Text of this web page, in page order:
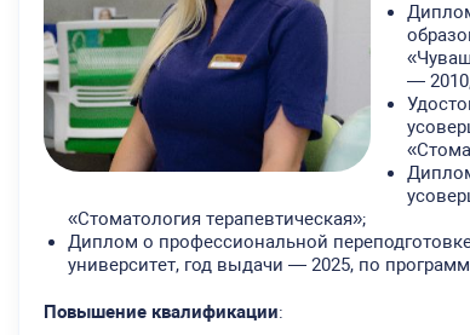
—
«Стоматология терапевтическая»;
Диплом о профессиональной
университет, год выдачи — 2025, по
Повышение квалификации: